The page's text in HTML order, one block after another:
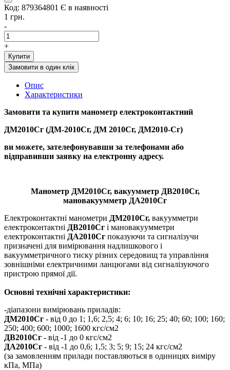
Код: 879364801 Є в наявності
1 грн.
-
+
Купити
Замовити в один клік
Опис
Характеристики
Замовити та купити манометр електроконтактний
ДМ2010Сг (ДМ-2010Сг, ДМ 2010Сг, ДМ2010-Сг)
ви можете, зателефонувавши за телефонами або
відправивши заявку на електронну адресу.
Манометр ДМ2010Сг, вакуумметр ДВ2010Сг,
мановакуумметр ДА2010Сг
Електроконтактні манометри ДМ2010Сг, вакуумметри
електроконтактні ДВ2010Сг і мановакуумметри
електроконтактні ДА2010Сг показуючи та сигналізучи
призначені для вимірювання надлишкового і
вакуумметричного тиску різних середовищ та управління
зовнішніми електричними ланцюгами від сигналізуючого
пристрою прямої дії.
Основні технічні характеристики:
-діапазони вимірювань приладів:
ДМ2010Сг - від 0 до 1; 1,6; 2,5; 4; 6; 10; 16; 25; 40; 60; 100; 160;
250; 400; 600; 1000; 1600 кгс/см2
ДВ2010Сг - від -1 до 0 кгс/см2
ДА2010Сг - від -1 до 0,6; 1,5; 3; 5; 9; 15; 24 кгс/см2
(за замовленням прилади поставляються в одиницях виміру
кПа, МПа)